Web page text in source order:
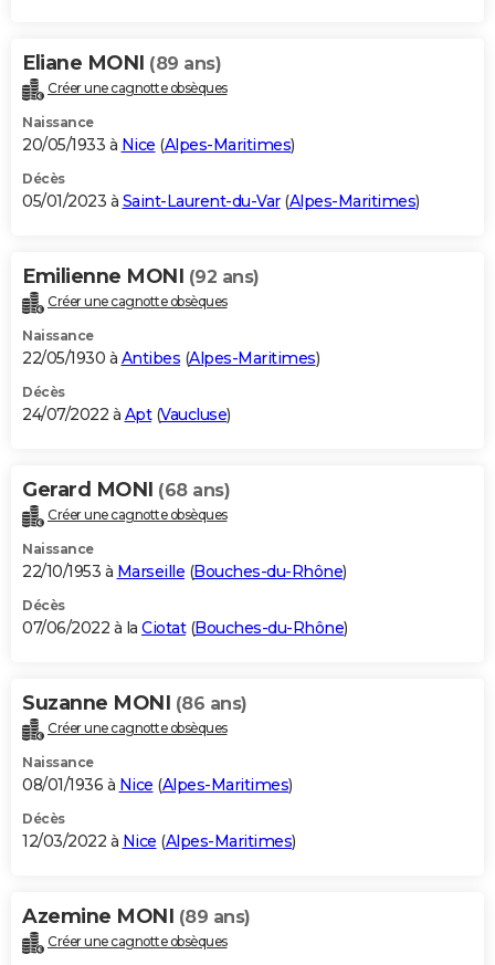
Eliane MONI (89 ans)
Créer une cagnotte obsèques
Naissance
20/05/1933 à Nice (Alpes-Maritimes)
Décès
05/01/2023 à Saint-Laurent-du-Var(Alpes-Maritimes)
Emilienne MONI (92 ans)
Créer une cagnotte obsèques
Naissance
22/05/1930 à Antibes (Alpes-Maritimes)
Décès
24/07/2022 à Apt(Vaucluse)
Gerard MONI (68 ans)
Créer une cagnotte obsèques
Naissance
22/10/1953 à Marseille (Bouches-du-Rhône)
Décès
07/06/2022 à la Ciotat(Bouches-du-Rhône)
Suzanne MONI (86 ans)
Créer une cagnotte obsèques
Naissance
08/01/1936 à Nice (Alpes-Maritimes)
Décès
12/03/2022 à Nice (Alpes-Maritimes)
Azemine MONI (89 ans)
Créer une cagnotte obsèques